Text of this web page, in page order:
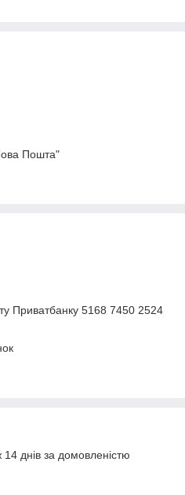
Пошта"
Приватбанку 5168 7450 2524
днів за домовленістю